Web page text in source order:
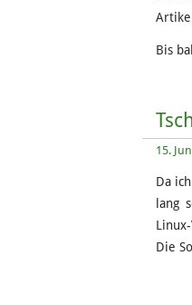
Bis
15.
Da
lang
Die